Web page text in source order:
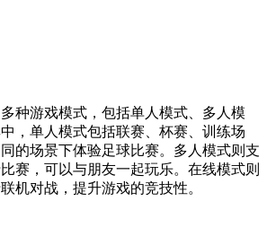
种游戏模式，包括单人模式、多人模
，单人模式包括联赛、杯赛、训练场
的场景下体验足球比赛。多人模式则支
赛，可以与朋友一起玩乐。在线模式则
机对战，提升游戏的竞技性。